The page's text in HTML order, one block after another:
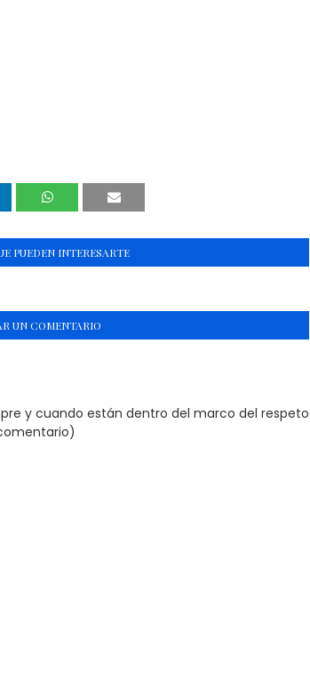
PUEDEN INTERESARTE
UN COMENTARIO
y cuando están dentro del marco del respeto